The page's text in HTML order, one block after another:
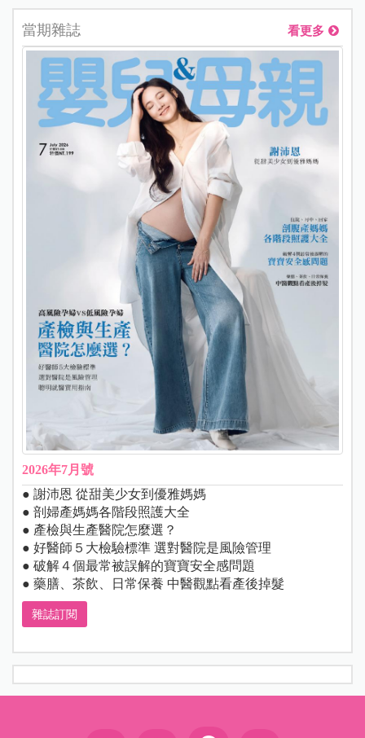
當期雜誌 看更多
2026年7月號
● 謝沛恩 從甜美少女到優雅媽媽
● 剖婦產媽媽各階段照護大全
● 產檢與生產醫院怎麼選？
● 好醫師５大檢驗標準 選對醫院是風險管理
● 破解４個最常被誤解的寶寶安全感問題
● 藥膳、茶飲、日常保養 中醫觀點看產後掉髮
雜誌訂閱